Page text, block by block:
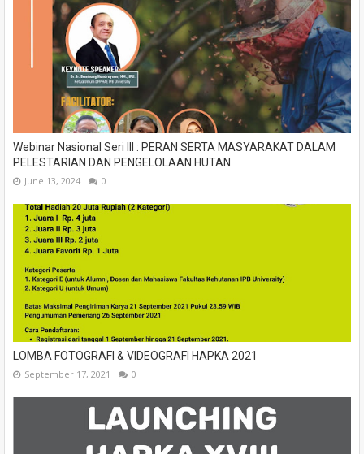
Webinar Nasional Seri III : PERAN SERTA MASYARAKAT DALAM
PELESTARIAN DAN PENGELOLAAN HUTAN
June 13, 2024 0
LOMBA FOTOGRAFI & VIDEOGRAFI HAPKA 2021
September 17, 2021 0